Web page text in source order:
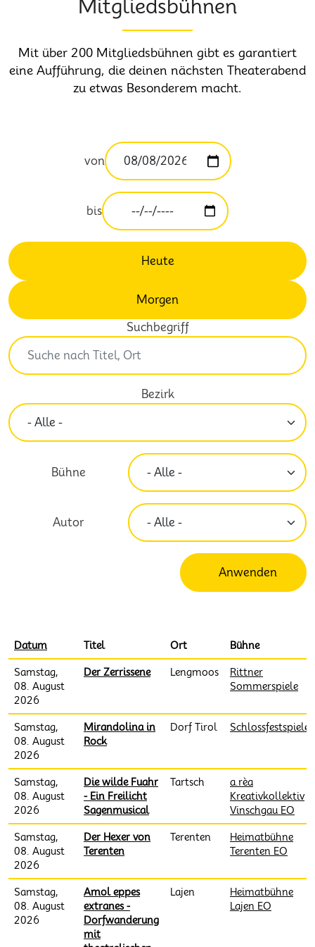
Mitgliedsbühnen
Mit über 200 Mitgliedsbühnen gibt es garantiert
eine Aufführung, die deinen nächsten Theaterabend
zu etwas Besonderem macht.
von
bis
Heute
Morgen
Suchbegriff
Bezirk
Bühne
Autor
Datum Absteigend sortieren
Titel Ort Bühne
Samstag,
08. August
2026
Der Zerrissene Lengmoos
Rittner
Sommerspiele
Samstag,
08. August
2026
Mirandolina in
Rock
Dorf Tirol Schlossfestspiele
Samstag,
08. August
2026
Die wilde Fuahr
- Ein Freilicht
Sagenmusical
Tartsch
a.rèa
Kreativkollektiv
Vinschgau EO
Samstag,
08. August
2026
Der Hexer von
Terenten
Terenten
Heimatbühne
Terenten EO
Samstag,
08. August
2026
Amol eppes
extranes -
Dorfwanderung
mit
Lajen
Heimatbühne
Lajen EO